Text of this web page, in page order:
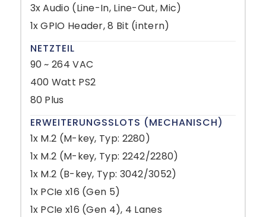
3x Audio (Line-In, Line-Out, Mic)
1x GPIO Header, 8 Bit (intern)
NETZTEIL
90 ~ 264 VAC
400 Watt PS2
80 Plus
ERWEITERUNGSSLOTS (MECHANISCH)
1x M.2 (M-key, Typ: 2280)
1x M.2 (M-key, Typ: 2242/2280)
1x M.2 (B-key, Typ: 3042/3052)
1x PCIe x16 (Gen 5)
1x PCIe x16 (Gen 4), 4 Lanes